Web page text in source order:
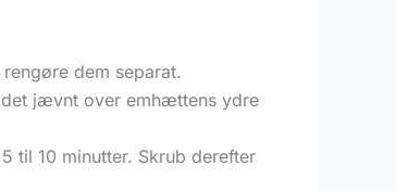
dem separat.
jævnt over emhættens ydre
til 10 minutter. Skrub derefter